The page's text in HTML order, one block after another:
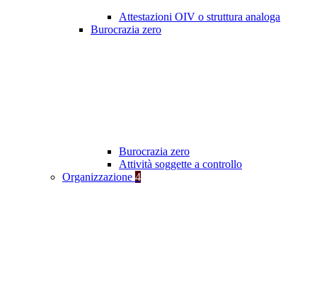
Attestazioni OIV o struttura analoga
Burocrazia zero
Burocrazia zero
Attività soggette a controllo
Organizzazione 4